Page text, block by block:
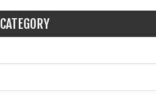
CATEGORY